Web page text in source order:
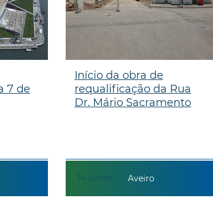
7 de
14 junho
Início da obra de
requalificação da Rua
Dr. Mário Sacramento
Aveiro